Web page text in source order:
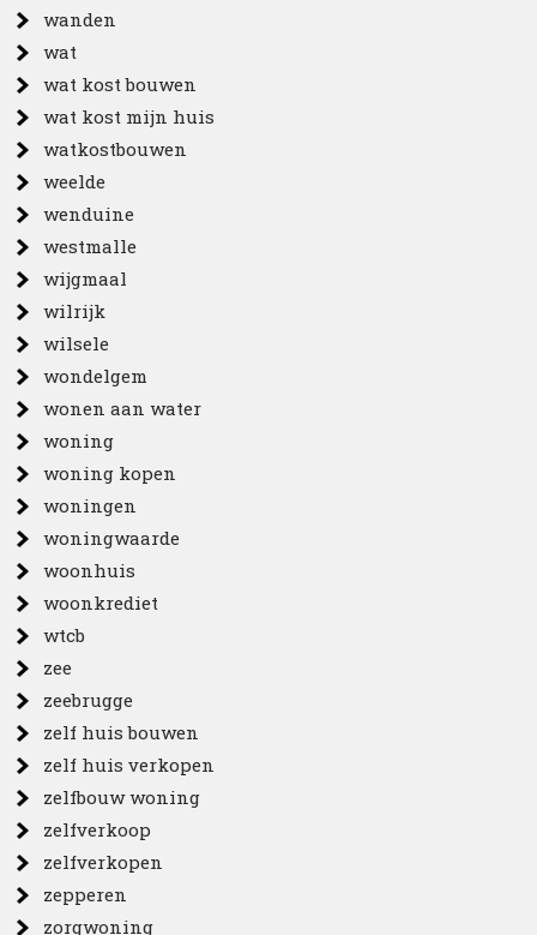
wanden
wat
wat kost bouwen
wat kost mijn huis
watkostbouwen
weelde
wenduine
westmalle
wijgmaal
wilrijk
wilsele
wondelgem
wonen aan water
woning
woning kopen
woningen
woningwaarde
woonhuis
woonkrediet
wtcb
zee
zeebrugge
zelf huis bouwen
zelf huis verkopen
zelfbouw woning
zelfverkoop
zelfverkopen
zepperen
zorgwoning